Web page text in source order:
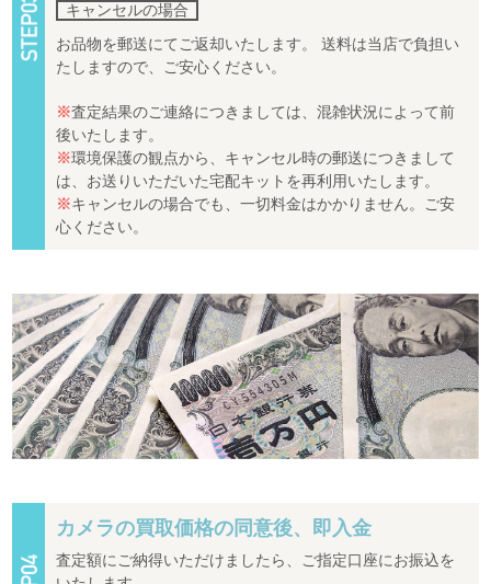
キャンセルの場合
お品物を郵送にてご返却いたします。 送料は当店で負担い
たしますので、ご安心ください。
※査定結果のご連絡につきましては、混雑状況によって前
後いたします。
※環境保護の観点から、キャンセル時の郵送につきまして
は、お送りいただいた宅配キットを再利用いたします。
※キャンセルの場合でも、一切料金はかかりません。ご安
心ください。
カメラの買取価格の同意後、即入金
査定額にご納得いただけましたら、ご指定口座にお振込を